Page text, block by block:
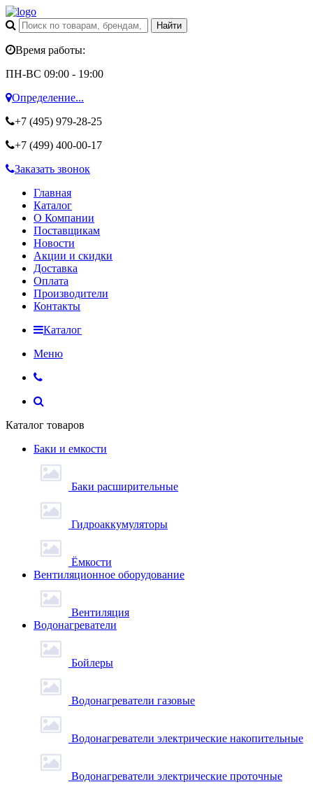
Время работы:
ПН-ВС 09:00 - 19:00
Определение...
+7 (495) 979-28-25
+7 (499) 400-00-17
Заказать звонок
Главная
Каталог
О Компании
Поставщикам
Новости
Акции и скидки
Доставка
Оплата
Производители
Контакты
Каталог
Меню
Каталог товаров
Баки и емкости
Баки расширительные
Гидроаккумуляторы
Ёмкости
Вентиляционное оборудование
Вентиляция
Водонагреватели
Бойлеры
Водонагреватели газовые
Водонагреватели электрические накопительные
Водонагреватели электрические проточные